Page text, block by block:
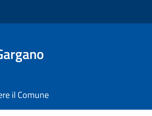
il Comune